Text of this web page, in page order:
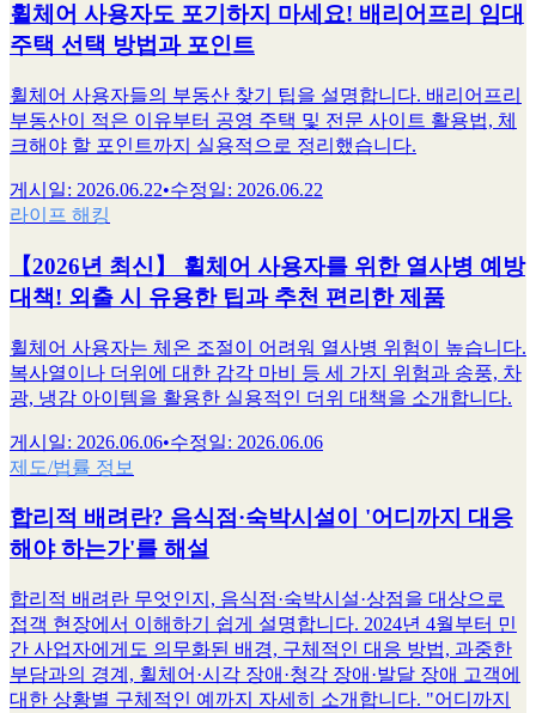
휠체어 사용자도 포기하지 마세요! 배리어프리 임대
주택 선택 방법과 포인트
휠체어 사용자들의 부동산 찾기 팁을 설명합니다. 배리어프리
부동산이 적은 이유부터 공영 주택 및 전문 사이트 활용법, 체
크해야 할 포인트까지 실용적으로 정리했습니다.
게시일: 2026.06.22•수정일: 2026.06.22
라이프 해킹
【2026년 최신】 휠체어 사용자를 위한 열사병 예방
대책! 외출 시 유용한 팁과 추천 편리한 제품
휠체어 사용자는 체온 조절이 어려워 열사병 위험이 높습니다.
복사열이나 더위에 대한 감각 마비 등 세 가지 위험과 송풍, 차
광, 냉감 아이템을 활용한 실용적인 더위 대책을 소개합니다.
게시일: 2026.06.06•수정일: 2026.06.06
제도/법률 정보
합리적 배려란? 음식점·숙박시설이 '어디까지 대응
해야 하는가'를 해설
합리적 배려란 무엇인지, 음식점·숙박시설·상점을 대상으로
접객 현장에서 이해하기 쉽게 설명합니다. 2024년 4월부터 민
간 사업자에게도 의무화된 배경, 구체적인 대응 방법, 과중한
부담과의 경계, 휠체어·시각 장애·청각 장애·발달 장애 고객에
대한 상황별 구체적인 예까지 자세히 소개합니다. "어디까지